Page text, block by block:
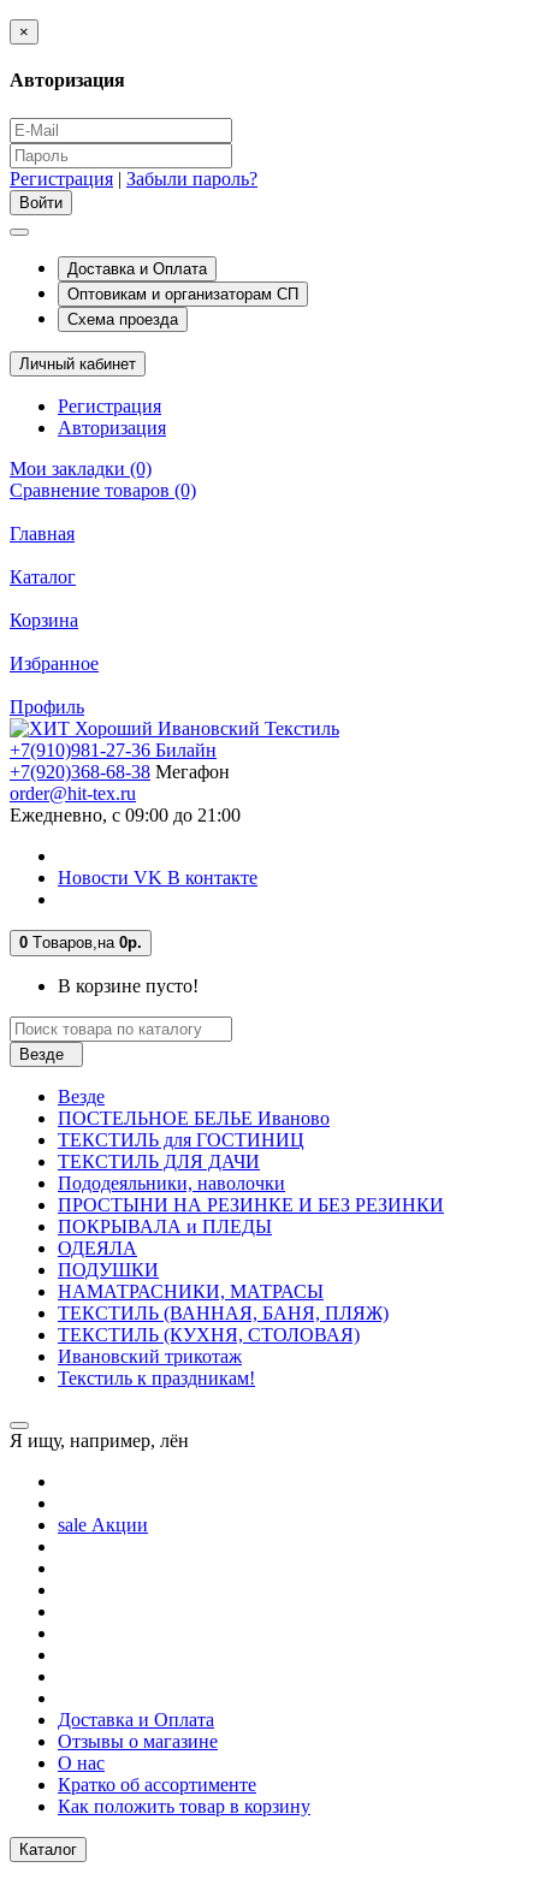
×
Авторизация
Регистрация | Забыли пароль?
Доставка и Оплата
Оптовикам и организаторам СП
Схема проезда
Личный кабинет
Регистрация
Авторизация
Мои закладки (0)
Сравнение товаров (0)
Главная
Каталог
Корзина
Избранное
Профиль
+7(910)981-27-36 Билайн
+7(920)368-68-38 Мегафон
order@hit-tex.ru
Ежедневно, с 09:00 до 21:00
Новости VK В контакте
0 Tоваров, на 0р.
В корзине пусто!
Везде
Везде
ПОСТЕЛЬНОE БЕЛЬE Иваново
ТЕКСТИЛЬ для ГОСТИНИЦ
ТЕКСТИЛЬ ДЛЯ ДАЧИ
Пододеяльники, наволочки
ПРОСТЫНИ НА РЕЗИНКЕ И БЕЗ РЕЗИНКИ
ПОКРЫВАЛА и ПЛЕДЫ
ОДЕЯЛА
ПОДУШКИ
НАМАТРАСНИКИ, МАТРАСЫ
ТЕКСТИЛЬ (ВАННАЯ, БАНЯ, ПЛЯЖ)
ТЕКСТИЛЬ (КУХНЯ, СТОЛОВАЯ)
Ивановский трикотаж
Текстиль к праздникам!
Я ищу, например, лён
sale Акции
Доставка и Оплата
Отзывы о магазине
О нас
Кратко об ассортименте
Как положить товар в корзину
Каталог